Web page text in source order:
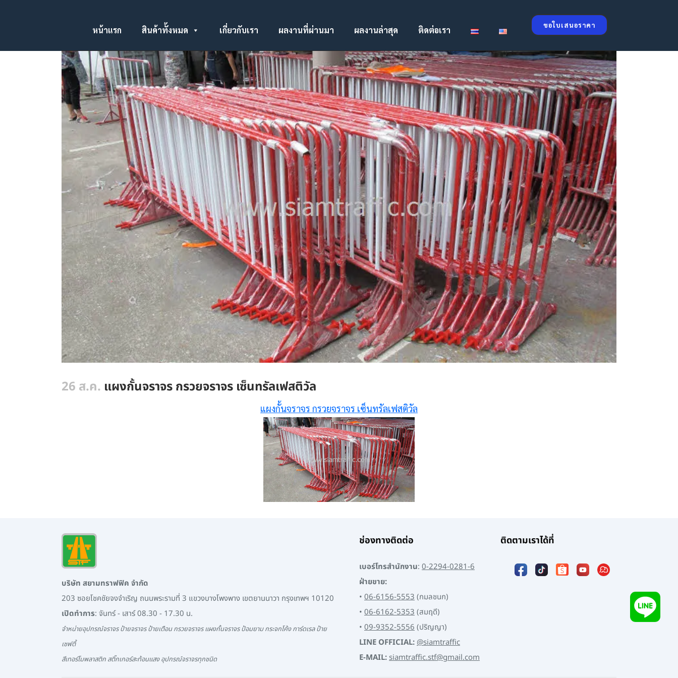
ขอใบเสนอราคา
หน้าแรก สินค้าทั้งหมด เกี่ยวกับเรา ผลงานที่ผ่านมา ผลงานล่าสุด ติดต่อเรา
26 ส.ค. แผงกั้นจราจร กรวยจราจร เซ็นทรัลเฟสติวัล
แผงกั้นจราจร กรวยจราจร เซ็นทรัลเฟสติวัล
บริษัท สยามทราฟฟิค จำกัด
203 ซอยโชคชัยจงจำเริญ ถนนพระรามที่ 3 แขวงบางโพงพาง เขตยานนาวา กรุงเทพฯ 10120
เปิดทำการ: จันทร์ - เสาร์ 08.30 - 17.30 น.
จำหน่ายอุปกรณ์จราจร ป้ายจราจร ป้ายเตือน กรวยจราจร แผงกั้นจราจร ป้อมยาม กระจกโค้ง การ์ดเรล ป้าย
เซฟตี้
สีเทอร์โมพลาสติก สติ๊กเกอร์สะท้อนแสง อุปกรณ์จราจรทุกชนิด
ช่องทางติดต่อ
เบอร์โทรสำนักงาน: 0-2294-0281-6
ฝ่ายขาย:
• 06-6156-5553 (กมลชนก)
• 06-6162-5353 (สมฤดี)
• 09-9352-5556 (ปริญญา)
LINE OFFICIAL: @siamtraffic
E-MAIL: siamtraffic.stf@gmail.com
ติดตามเราได้ที่